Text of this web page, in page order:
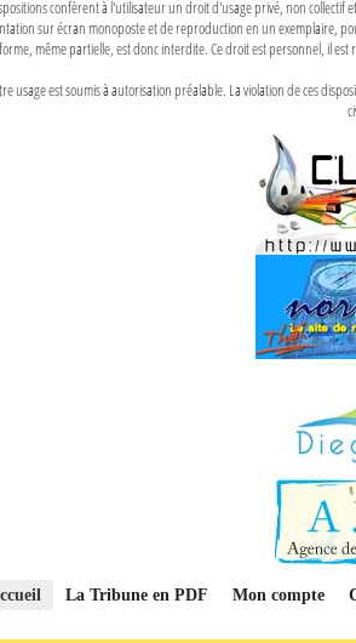
confèrent à l'utilisateur un droit d'usage privé, non
sur écran monoposte et de reproduction en un exemplaire,
forme, même partielle, est donc interdite. Ce droit est personnel, il
usage est soumis à autorisation préalable. La violation de ces
La Tribune en PDF Mon compte